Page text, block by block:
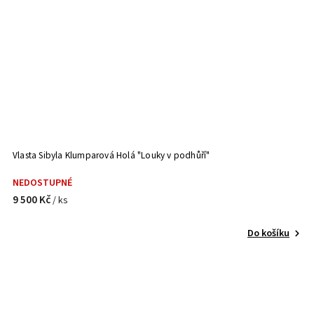
Vlasta Sibyla Klumparová Holá "Louky v podhůří"
NEDOSTUPNÉ
9 500 Kč/ ks
Do košíku